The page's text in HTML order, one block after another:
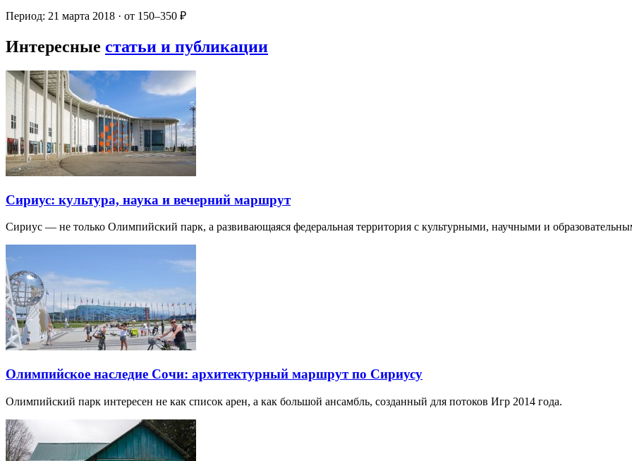
Период: 21 марта 2018 · от 150–350 ₽
Интересные статьи и публикации
Сириус: культура, наука и вечерний маршрут
Сириус — не только Олимпийский парк, а развивающаяся федеральная территория с культурными, научными и
Олимпийское наследие Сочи: архитектурный маршрут по Сириусу
Олимпийский парк интересен не как список арен, а как большой ансамбль, созданный для потоков Игр 2014 года.